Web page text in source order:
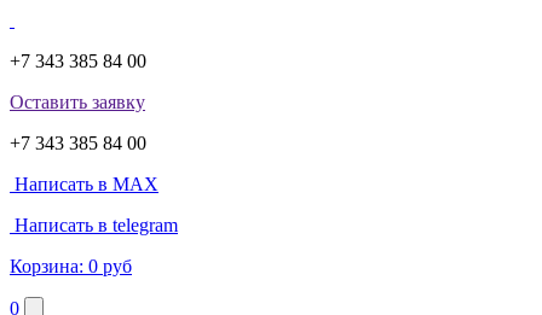
+7 343 385 84 00
Оставить заявку
+7 343 385 84 00
Написать в MAX
Написать в telegram
Корзина: 0 руб
0